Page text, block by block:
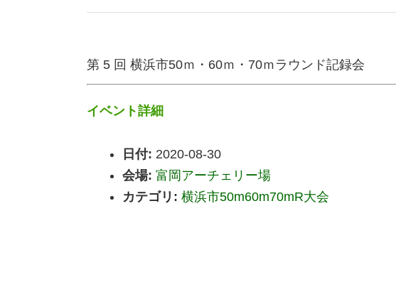
第 5 回 横浜市50ｍ・60ｍ・70ｍラウンド記録会
イベント詳細
日付: 2020-08-30
会場: 富岡アーチェリー場
カテゴリ: 横浜市50m60m70mR大会